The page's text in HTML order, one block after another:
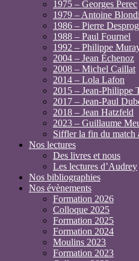
1975 – Georges Perec
1979 – Antoine
1986 – Pierre
1988 – Paul Fournel
1992 – Philippe
2004 – Jean Échenoz
2008 – Michel Caillat
2014 – Lola Lafon
2015 – Jean-Philippe
2017 – Jean-Paul
2018 – Jean Hatzfeld
2023 – Guillaume
Siffler la fin du match
Nos lectures
Des livres et nous
Les lectures d’Audrey
Nos bibliographies
Nos évènements
Formation 2026
Colloque 2025
Formation 2025
Formation 2024
Moulins 2023
Formation 2023